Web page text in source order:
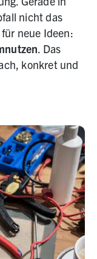
nicht das
neue Ideen:
. Das
konkret und